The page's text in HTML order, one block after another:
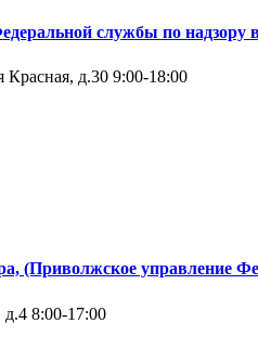
службы по
Красная, д.30 9:00-18:00
(Приволжское управление
д.4 8:00-17:00